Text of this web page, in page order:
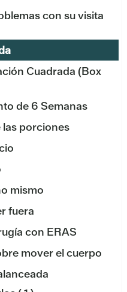
con su visita
Cuadrada (Box
de 6 Semanas
las porciones
mismo
fuera
con ERAS
mover el cuerpo